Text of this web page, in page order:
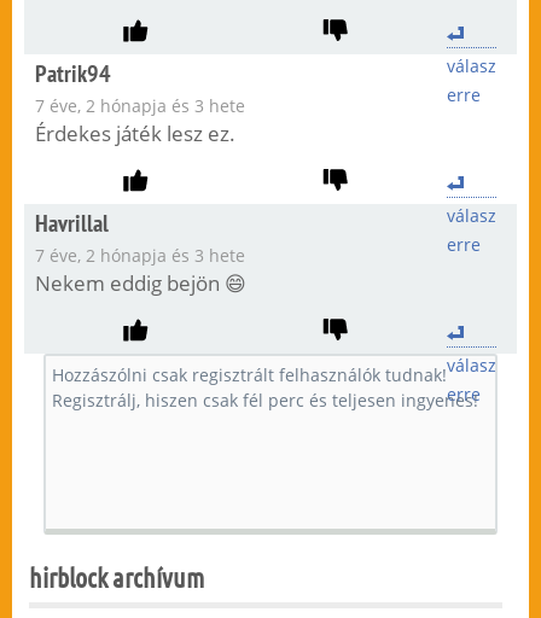
válasz
erre
Patrik94
7 éve, 2 hónapja és 3 hete
Érdekes játék lesz ez.
válasz
erre
Havrillal
7 éve, 2 hónapja és 3 hete
Nekem eddig bejön 😄
válasz
erre
hirblock archívum